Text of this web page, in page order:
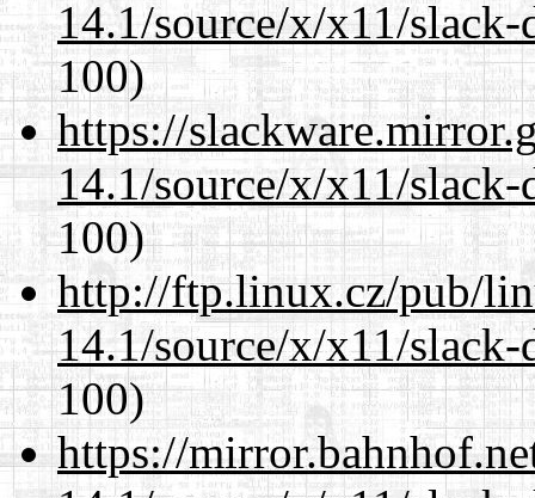
14.1/source/x/x11/
100)
https://
14.1/source/x/x11/
100)
http://ftp.linux.cz/pub/
14.1/source/x/x11/
100)
https://